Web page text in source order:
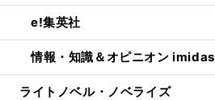
e!集英社
情報・知識＆オピニオン imidas
ライトノベル・ノベライズ